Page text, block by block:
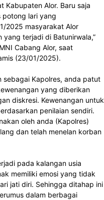
Kabupaten Alor. Baru saja
potong lari yang
2025 masyarakat Alor
terjadi di Batunirwala,”
Cabang Alor, saat
(23/01/2025).
sebagai Kapolres, anda patut
yang diberikan
diskresi. Kewenangan untuk
penilaian sendiri.
oleh anda (Kapolres)
dan telah menelan korban
pada kalangan usia
memiliki emosi yang tidak
jati diri. Sehingga ditahap ini
dalam berbagai